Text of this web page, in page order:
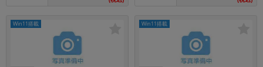
Win11搭載 Win11搭載